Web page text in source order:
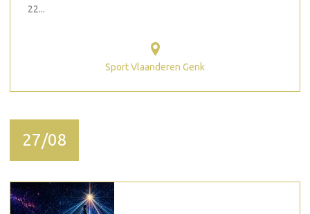
22...
Sport Vlaanderen Genk
27/08